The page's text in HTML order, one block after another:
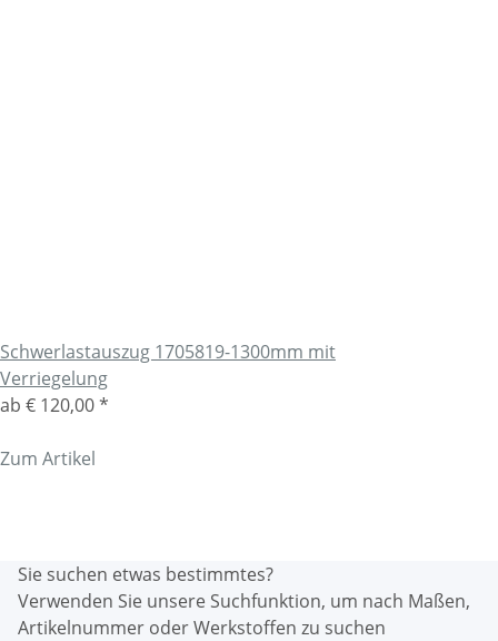
Schwerlastauszug 1705819-1300mm mit
Verriegelung
ab € 120,00*
Zum Artikel
Sie suchen etwas bestimmtes?
Verwenden Sie unsere Suchfunktion, um nach Maßen,
Artikelnummer oder Werkstoffen zu suchen